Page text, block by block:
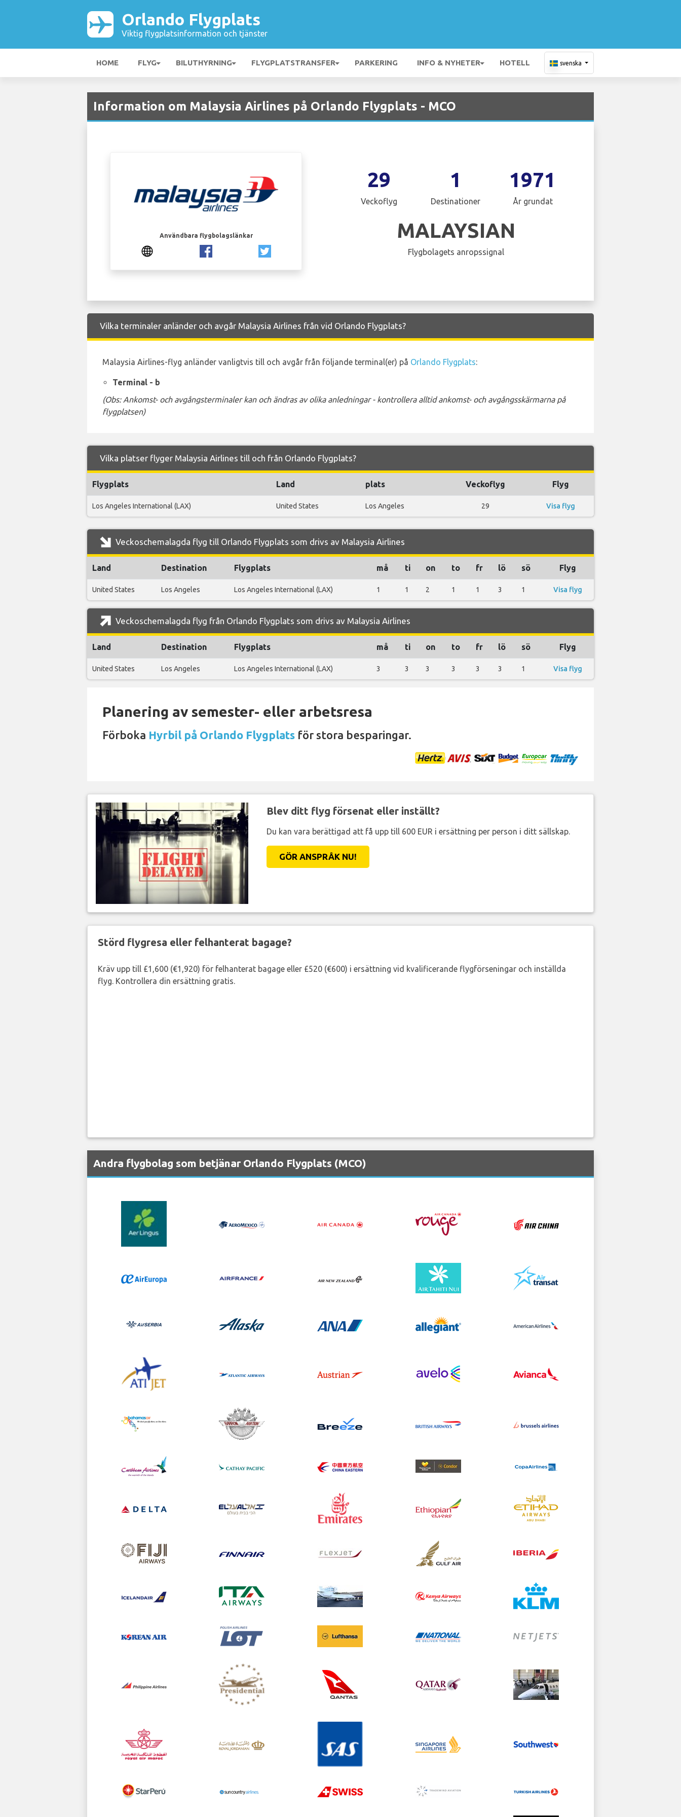
Orlando Flygplats
Viktig flygplatsinformation och tjänster
HOME FLYG BILUTHYRNING FLYGPLATSTRANSFER PARKERING INFO & NYHETER HOTELL svenska
Information om Malaysia Airlines på Orlando Flygplats - MCO
Användbara flygbolagslänkar
29
Veckoflyg
1
Destinationer
1971
År grundat
MALAYSIAN
Flygbolagets anropssignal
Vilka terminaler anländer och avgår Malaysia Airlines från vid Orlando Flygplats?
Malaysia Airlines-flyg anländer vanligtvis till och avgår från följande terminal(er) på Orlando Flygplats:
Terminal - b
(Obs: Ankomst- och avgångsterminaler kan och ändras av olika anledningar - kontrollera alltid ankomst- och avgångsskärmarna på
flygplatsen)
Vilka platser flyger Malaysia Airlines till och från Orlando Flygplats?
Flygplats Land plats Veckoflyg Flyg
Los Angeles International (LAX) United States Los Angeles 29 Visa flyg
Veckoschemalagda flyg till Orlando Flygplats som drivs av Malaysia Airlines
Land Destination Flygplats må ti on to fr lö sö Flyg
United States Los Angeles Los Angeles International (LAX) 1 1 2 1 1 3 1 Visa flyg
Veckoschemalagda flyg från Orlando Flygplats som drivs av Malaysia Airlines
Land Destination Flygplats må ti on to fr lö sö Flyg
United States Los Angeles Los Angeles International (LAX) 3 3 3 3 3 3 1 Visa flyg
Planering av semester- eller arbetsresa
Förboka Hyrbil på Orlando Flygplats för stora besparingar.
Blev ditt flyg försenat eller inställt?
Du kan vara berättigad att få upp till 600 EUR i ersättning per person i ditt sällskap.
GÖR ANSPRÅK NU!
Störd flygresa eller felhanterat bagage?
Kräv upp till £1,600 (€1,920) för felhanterat bagage eller £520 (€600) i ersättning vid kvalificerande flygförseningar och inställda
flyg. Kontrollera din ersättning gratis.
Andra flygbolag som betjänar Orlando Flygplats (MCO)